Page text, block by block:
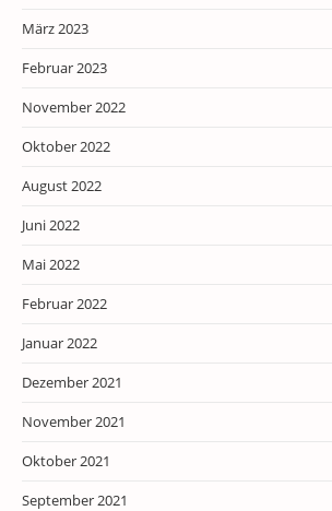
März 2023
Februar 2023
November 2022
Oktober 2022
August 2022
Juni 2022
Mai 2022
Februar 2022
Januar 2022
Dezember 2021
November 2021
Oktober 2021
September 2021